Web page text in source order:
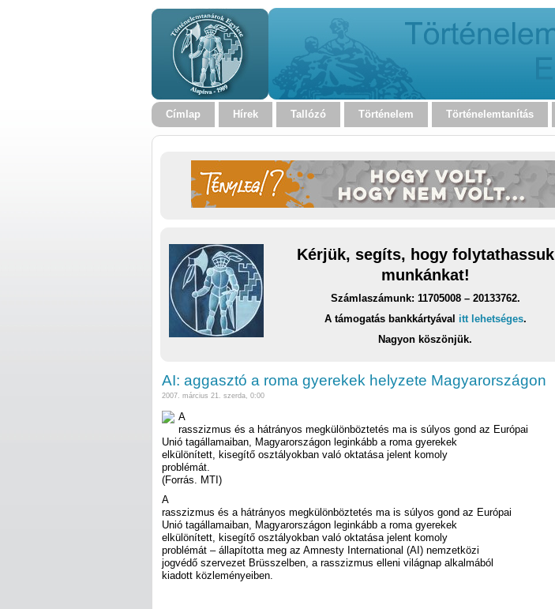
Címlap Hírek Tallózó Történelem Történelemtanítás
Kérjük, segíts, hogy folytathassuk
munkánkat!
Számlaszámunk: 11705008 – 20133762.
A támogatás bankkártyával itt lehetséges.
Nagyon köszönjük.
AI: aggasztó a roma gyerekek helyzete Magyarországon
2007. március 21. szerda, 0:00
A
rasszizmus és a hátrányos megkülönböztetés ma is súlyos gond az Európai
Unió tagállamaiban, Magyarországon leginkább a roma gyerekek
elkülönített, kisegítő osztályokban való oktatása jelent komoly
problémát.
(Forrás. MTI)
A
rasszizmus és a hátrányos megkülönböztetés ma is súlyos gond az Európai
Unió tagállamaiban, Magyarországon leginkább a roma gyerekek
elkülönített, kisegítő osztályokban való oktatása jelent komoly
problémát – állapította meg az Amnesty International (AI) nemzetközi
jogvédő szervezet Brüsszelben, a rasszizmus elleni világnap alkalmából
kiadott közleményeiben.